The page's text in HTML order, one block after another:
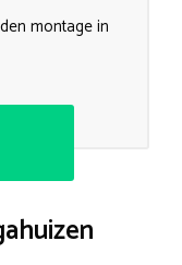
montage in